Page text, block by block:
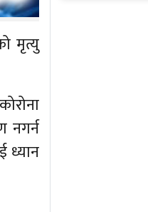
मृत्यु
नगर्न
ध्यान